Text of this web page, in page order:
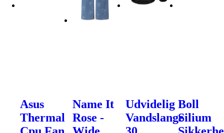
Asus
Thermal
Name It
Rose -
Udvidelig
Vandslange
Boll
Silium